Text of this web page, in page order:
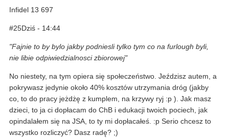
Infidel 13 697
#25Dziś - 14:44
"Fajnie to by bylo jakby podniesli tylko tym co na furlough byli,
nie libie odpiwiedzialnosci zbiorowej"
No niestety, na tym opiera się społeczeństwo. Jeździsz autem, a
pokrywasz jedynie około 40% kosztów utrzymania dróg (jakby
co, to do pracy jeżdżę z kumplem, na krzywy ryj :p ). Jak masz
dzieci, to ja ci dopłacam do ChB i edukacji twoich pociech, jak
opindalałem się na JSA, to ty mi dopłacałeś. :p Serio chcesz to
wszystko rozliczyć? Dasz radę? ;)